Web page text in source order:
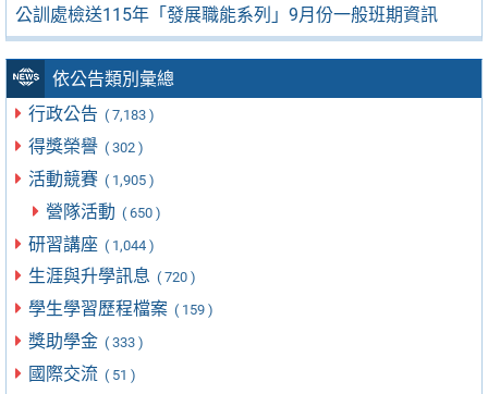
公訓處檢送115年「發展職能系列」9月份一般班期資訊
依公告類別彙總
行政公告 ( 7,183 )
得獎榮譽 ( 302 )
活動競賽 ( 1,905 )
營隊活動 ( 650 )
研習講座 ( 1,044 )
生涯與升學訊息 ( 720 )
學生學習歷程檔案 ( 159 )
獎助學金 ( 333 )
國際交流 ( 51 )